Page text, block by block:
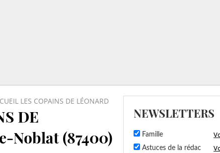
LES COPAINS DE LÉONARD
DE
Noblat (87400)
NEWSLETTERS
Famille
Astuces de la rédac